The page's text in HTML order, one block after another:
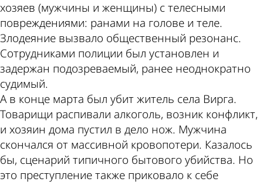
хозяев (мужчины и женщины) с телесными
повреждениями: ранами на голове и теле.
Злодеяние вызвало общественный резонанс.
Сотрудниками полиции был установлен и
задержан подозреваемый, ранее неоднократно
судимый.
А в конце марта был убит житель села Вирга.
Товарищи распивали алкоголь, возник конфликт,
и хозяин дома пустил в дело нож. Мужчина
скончался от массивной кровопотери. Казалось
бы, сценарий типичного бытового убийства. Но
это преступление также приковало к себе